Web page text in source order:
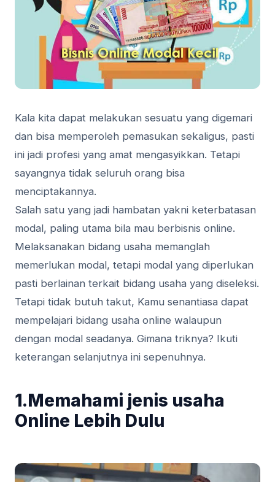
Kala kita dapat melakukan sesuatu yang digemari
dan bisa memperoleh pemasukan sekaligus, pasti
ini jadi profesi yang amat mengasyikkan. Tetapi
sayangnya tidak seluruh orang bisa
menciptakannya.
Salah satu yang jadi hambatan yakni keterbatasan
modal, paling utama bila mau berbisnis online.
Melaksanakan bidang usaha memanglah
memerlukan modal, tetapi modal yang diperlukan
pasti berlainan terkait bidang usaha yang diseleksi.
Tetapi tidak butuh takut, Kamu senantiasa dapat
mempelajari bidang usaha online walaupun
dengan modal seadanya. Gimana triknya? Ikuti
keterangan selanjutnya ini sepenuhnya.
1.Memahami jenis usaha
Online Lebih Dulu